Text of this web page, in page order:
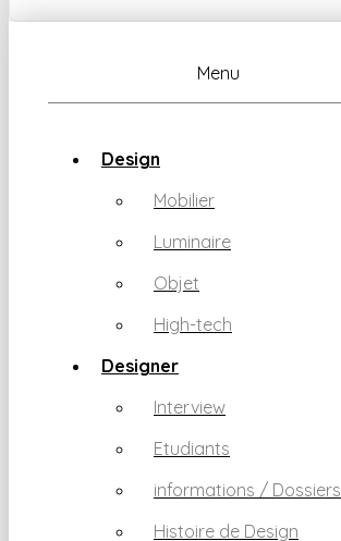
Menu
Design
Mobilier
Luminaire
Objet
High-tech
Designer
Interview
Etudiants
informations / Dossiers
Histoire de Design